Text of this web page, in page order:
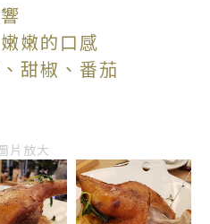
嫩的口感
甜椒、番茄
片放大